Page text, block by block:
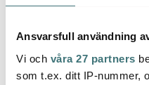
Ansvarsfull användning
Vi och våra 27 partners
som t.ex. ditt IP-nummer,
Fikon & Lavendel
Läs mer